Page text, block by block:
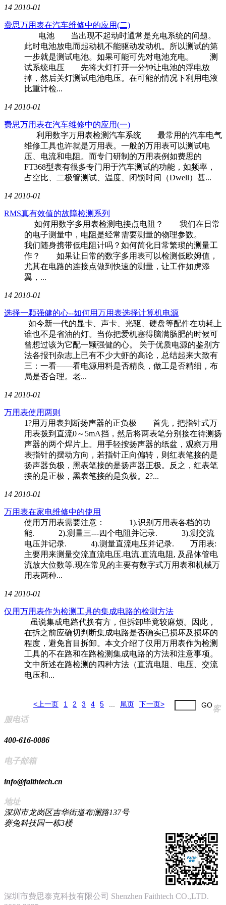
14 2010-01
费思万用表在汽车维修中的应用(二)
电池 当出现不起动时通常是充电系统的问题。
此时电池放电而起动机不能驱动发动机。所以测试的第
一步就是测试电池。如果可能可先对电池充电。 测
试系统电压 先将大灯打开一分钟让电池的浮电放
掉，然后关灯测试电池电压。在可能的情况下利用电液
比重计检...
14 2010-01
费思万用表在汽车维修中的应用(一)
利用数字万用表检测汽车系统 最常用的汽车电气
维修工具也许就是万用表。一般的万用表可以测试电
压、电流和电阻。而专门研制的万用表例如费思的
FT368型表有很多专门用于汽车测试的功能，如频率，
占空比、二极管测试、温度、闭锁时间（Dwell）甚...
14 2010-01
RMS真有效值的故障检测系列
如何用数字多用表检测电接点电阻？ 我们在日常
的电子测量中，电阻是经常需要测量的物理参数。
我们随身携带低电阻计吗？如何简化日常繁琐的测量工
作？ 如果让日常的数字多用表可以检测低欧姆值，
尤其在电路的连接点做到快速的测量，让工作如虎添
翼，...
14 2010-01
选择一颗强健的心--如何用万用表选择计算机电源
如今新一代的显卡、声卡、光驱、硬盘等配件在功耗上
谁也不是省油的灯。当你把爱机塞得脑满肠肥的时候可
曾想过该为它配一颗强健的心。 关于优质电源的鉴别方
法各报刊杂志上已有不少大虾的高论，总结起来大致有
三：一看——看电源用料是否精良，做工是否精细，布
局是否合理。老...
14 2010-01
万用表使用两则
1?用万用表判断扬声器的正负极 首先，把指针式万
用表拨到直流0～5mA挡，然后将两表笔分别接在待测扬
声器的两个焊片上。用手轻按扬声器的纸盆，观察万用
表指针的摆动方向，若指针正向偏转，则红表笔接的是
扬声器负极，黑表笔接的是扬声器正极。反之，红表笔
接的是正极，黑表笔接的是负极。2?...
14 2010-01
万用表在家电维修中的使用
使用万用表需要注意： 1).识别万用表各档的功
能. 2).测量三---四个电阻并记录. 3).测交流
电压并记录. 4).测量直流电压并记录. 万用表:
主要用来测量交流直流电压.电流.直流电阻, 及晶体管电
流放大位数等.现在常见的主要有数字式万用表和机械万
用表两种...
14 2010-01
仅用万用表作为检测工具的集成电路的检测方法
虽说集成电路代换有方，但拆卸毕竟较麻烦。因此，
在拆之前应确切判断集成电路是否确实已损坏及损坏的
程度，避免盲目拆卸。本文介绍了仅用万用表作为检测
工具的不在路和在路检测集成电路的方法和注意事项。
文中所述在路检测的四种方法（直流电阻、电压、交流
电压和...
<上一页 1 2 3 4 5 尾页 下一页> GO客
服电话
400-616-0086
电子邮箱
info@faithtech.cn
地址
深圳市龙岗区吉华街道布澜路137号
赛兔科技园一栋3楼
深圳市费思泰克科技有限公司 Shenzhen Faithtech CO.,LTD.